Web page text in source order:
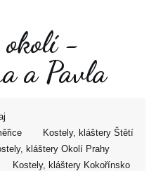
-
a Pavla
Kostely, kláštery Štětí
kláštery Okolí Prahy
Kostely, kláštery Kokořínsko